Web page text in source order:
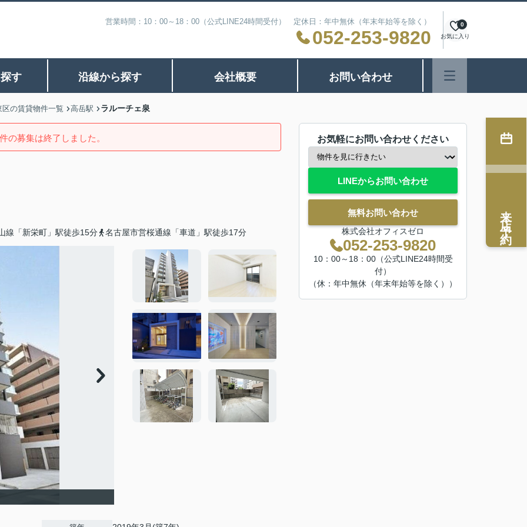
営業時間：10：00～18：00（公式LINE24時間受付） 定休日：年中無休（年末年始等を除く）
052-253-9820 お気に入り
0
す 沿線から探す 会社概要 お問い合わせ
の賃貸物件一覧 高岳駅 ラルーチェ泉
の募集は終了しました。
線「新栄町」駅徒歩15分 名古屋市営桜通線「車道」駅徒歩17分
お気軽にお問い合わせください
LINEからお問い合わせ
無料お問い合わせ
株式会社オフィスゼロ
052-253-9820
10：00～18：00（公式LINE24時間受
付）
（休：年中無休（年末年始等を除く））
来店予約